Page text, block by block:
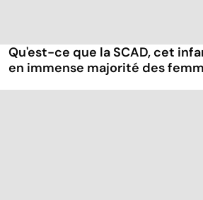
Qu'est-ce que la SCAD, cet
en immense majorité des